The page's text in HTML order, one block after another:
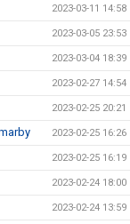
2023-03-11 14:58
2023-03-05 23:53
2023-03-04 18:39
2023-02-27 14:54
2023-02-25 20:21
2023-02-25 16:26
2023-02-25 16:19
2023-02-24 18:00
2023-02-24 13:59